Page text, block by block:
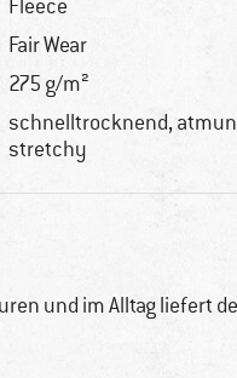
Fleece
Fair Wear
275 g/m²
schnelltrocknend,
stretchy
und im Alltag liefert